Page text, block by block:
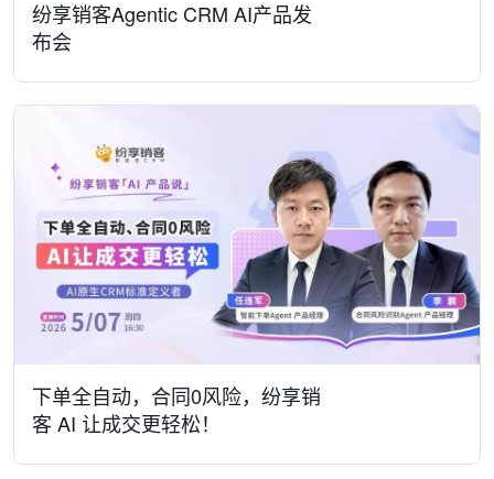
纷享销客Agentic CRM AI产品发
布会
下单全自动，合同0风险，纷享销
客 AI 让成交更轻松！